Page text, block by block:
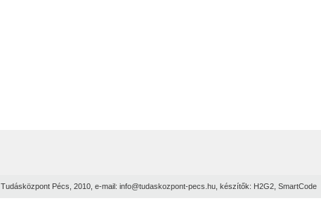
Tudásközpont Pécs, 2010, e-mail: info@tudaskozpont-pecs.hu , készítők: H2G2 SmartCode